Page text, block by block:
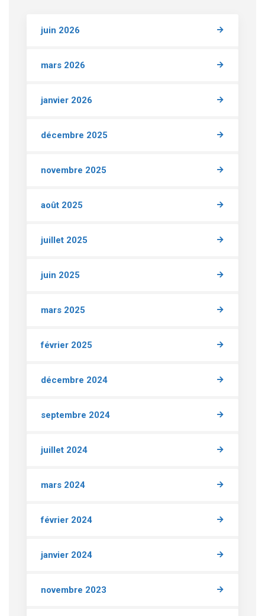
juin 2026
mars 2026
janvier 2026
décembre 2025
novembre 2025
août 2025
juillet 2025
juin 2025
mars 2025
février 2025
décembre 2024
septembre 2024
juillet 2024
mars 2024
février 2024
janvier 2024
novembre 2023